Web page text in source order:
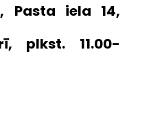
Pasta iela 14,
plkst. 11.00-